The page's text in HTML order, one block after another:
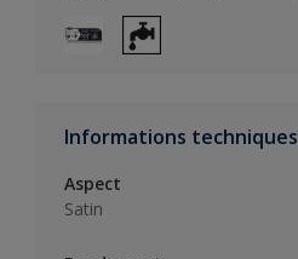
Informations techniques
Aspect
Satin